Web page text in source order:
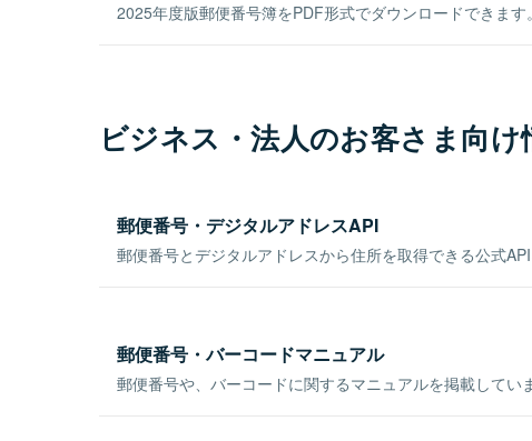
2025年度版郵便番号簿をPDF形式でダウンロードできます。
ビジネス・法人のお客さま向け
郵便番号・デジタルアドレスAPI
郵便番号とデジタルアドレスから住所を取得できる公式API
郵便番号・バーコードマニュアル
郵便番号や、バーコードに関するマニュアルを掲載してい